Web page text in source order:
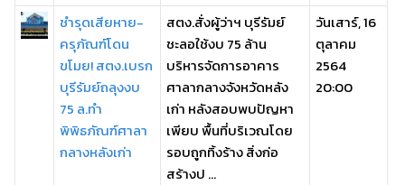
ชำรุดเสียหาย-
ครุภัณฑ์โดน
ขโมย! สตง.เบรก
บุรีรัมย์ถลุงงบ
75 ล.ทำ
พิพิธภัณฑ์ศาลา
กลางหลังเก่า
สตง.สั่งผู้ว่าฯ บุรีรัมย์
ชะลอใช้งบ 75 ล้าน
บริหารจัดการอาคาร
ศาลากลางจังหวัดหลัง
เก่า หลังสอบพบปัญหา
เพียบ พื้นที่บริเวณโดย
รอบถูกทิ้งร้าง สิ่งก่อ
สร้างป ...
วันเสาร์, 16
ตุลาคม
2564
20:00